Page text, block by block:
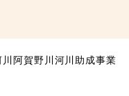
川阿賀野川河川助成事業